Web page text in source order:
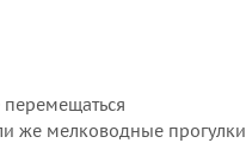
же мелководные прогулки